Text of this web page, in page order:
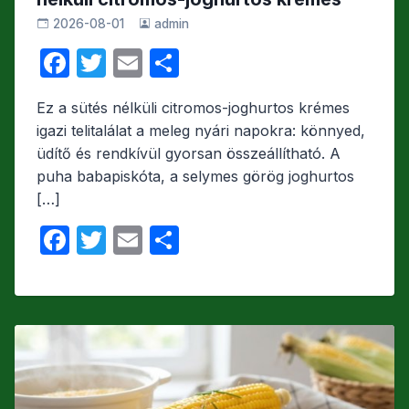
2026-08-01 admin
F
c
e
b
o
T
w
itt
er
E
ail s
z
a
Ez a sütés nélküli citromos-joghurtos krémes
igazi telitalálat a meleg nyári napokra: könnyed,
üdítő és rendkívül gyorsan összeállítható. A
puha babapiskóta, a selymes görög joghurtos
[…]
F
c
e
b
o
T
itt
er
E
ail s
z
m